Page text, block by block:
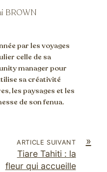
BROWN
par les voyages
celle de sa
manager pour
sa créativité
les paysages et les
de son fenua.
»
ARTICLE SUIVANT
Tiare Tahiti : la
fleur qui accueille